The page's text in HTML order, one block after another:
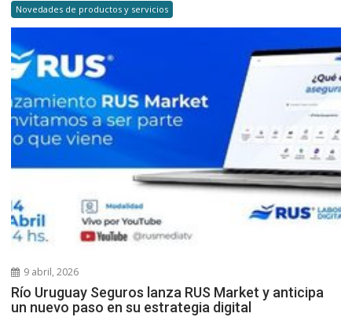
Novedades de productos y servicios
9 abril, 2026
Río Uruguay Seguros lanza RUS Market y anticipa
un nuevo paso en su estrategia digital